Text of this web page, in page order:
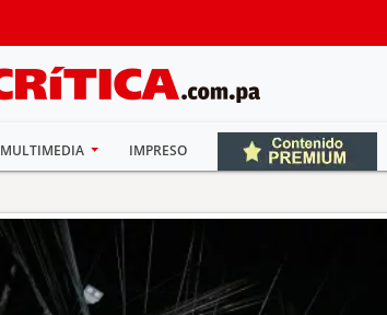
MULTIMEDIA IMPRESO